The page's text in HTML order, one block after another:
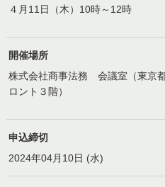
４月11日（木）10時～12時
開催場所
株式会社商事法務 会議室（東京
ロント３階）
申込締切
2024年04月10日 (水)